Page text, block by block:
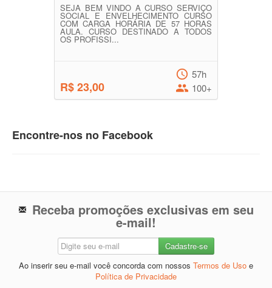
SEJA BEM VINDO A CURSO SERVIÇO
SOCIAL E ENVELHECIMENTO CURSO
COM CARGA HORÁRIA DE 57 HORAS
AULA. CURSO DESTINADO A TODOS
OS PROFISSI...
R$ 23,00
57h
100+
Encontre-nos no Facebook
Receba promoções exclusivas em seu
e-mail!
Ao inserir seu e-mail você concorda com nossos Termos de Uso e
Política de Privacidade